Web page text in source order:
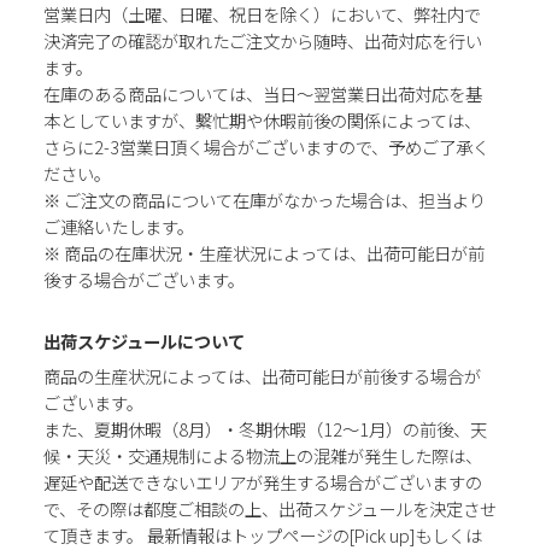
営業日内（土曜、日曜、祝日を除く）において、弊社内で
決済完了の確認が取れたご注文から随時、出荷対応を行い
ます。
在庫のある商品については、当日～翌営業日出荷対応を基
本としていますが、繫忙期や休暇前後の関係によっては、
さらに2-3営業日頂く場合がございますので、予めご了承く
ださい。
※ ご注文の商品について在庫がなかった場合は、担当より
ご連絡いたします。
※ 商品の在庫状況・生産状況によっては、出荷可能日が前
後する場合がございます。
出荷スケジュールについて
商品の生産状況によっては、出荷可能日が前後する場合が
ございます。
また、夏期休暇（8月）・冬期休暇（12～1月）の前後、天
候・天災・交通規制による物流上の混雑が発生した際は、
遅延や配送できないエリアが発生する場合がございますの
で、その際は都度ご相談の上、出荷スケジュールを決定させ
て頂きます。 最新情報はトップページの[Pick up]もしくは